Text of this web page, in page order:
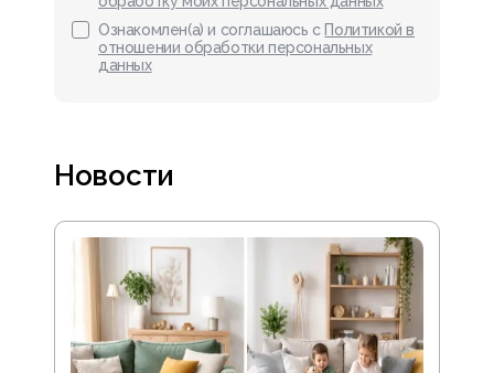
Ознакомлен(а) и соглашаюсь с Политикой в
отношении обработки персональных
данных
Новости